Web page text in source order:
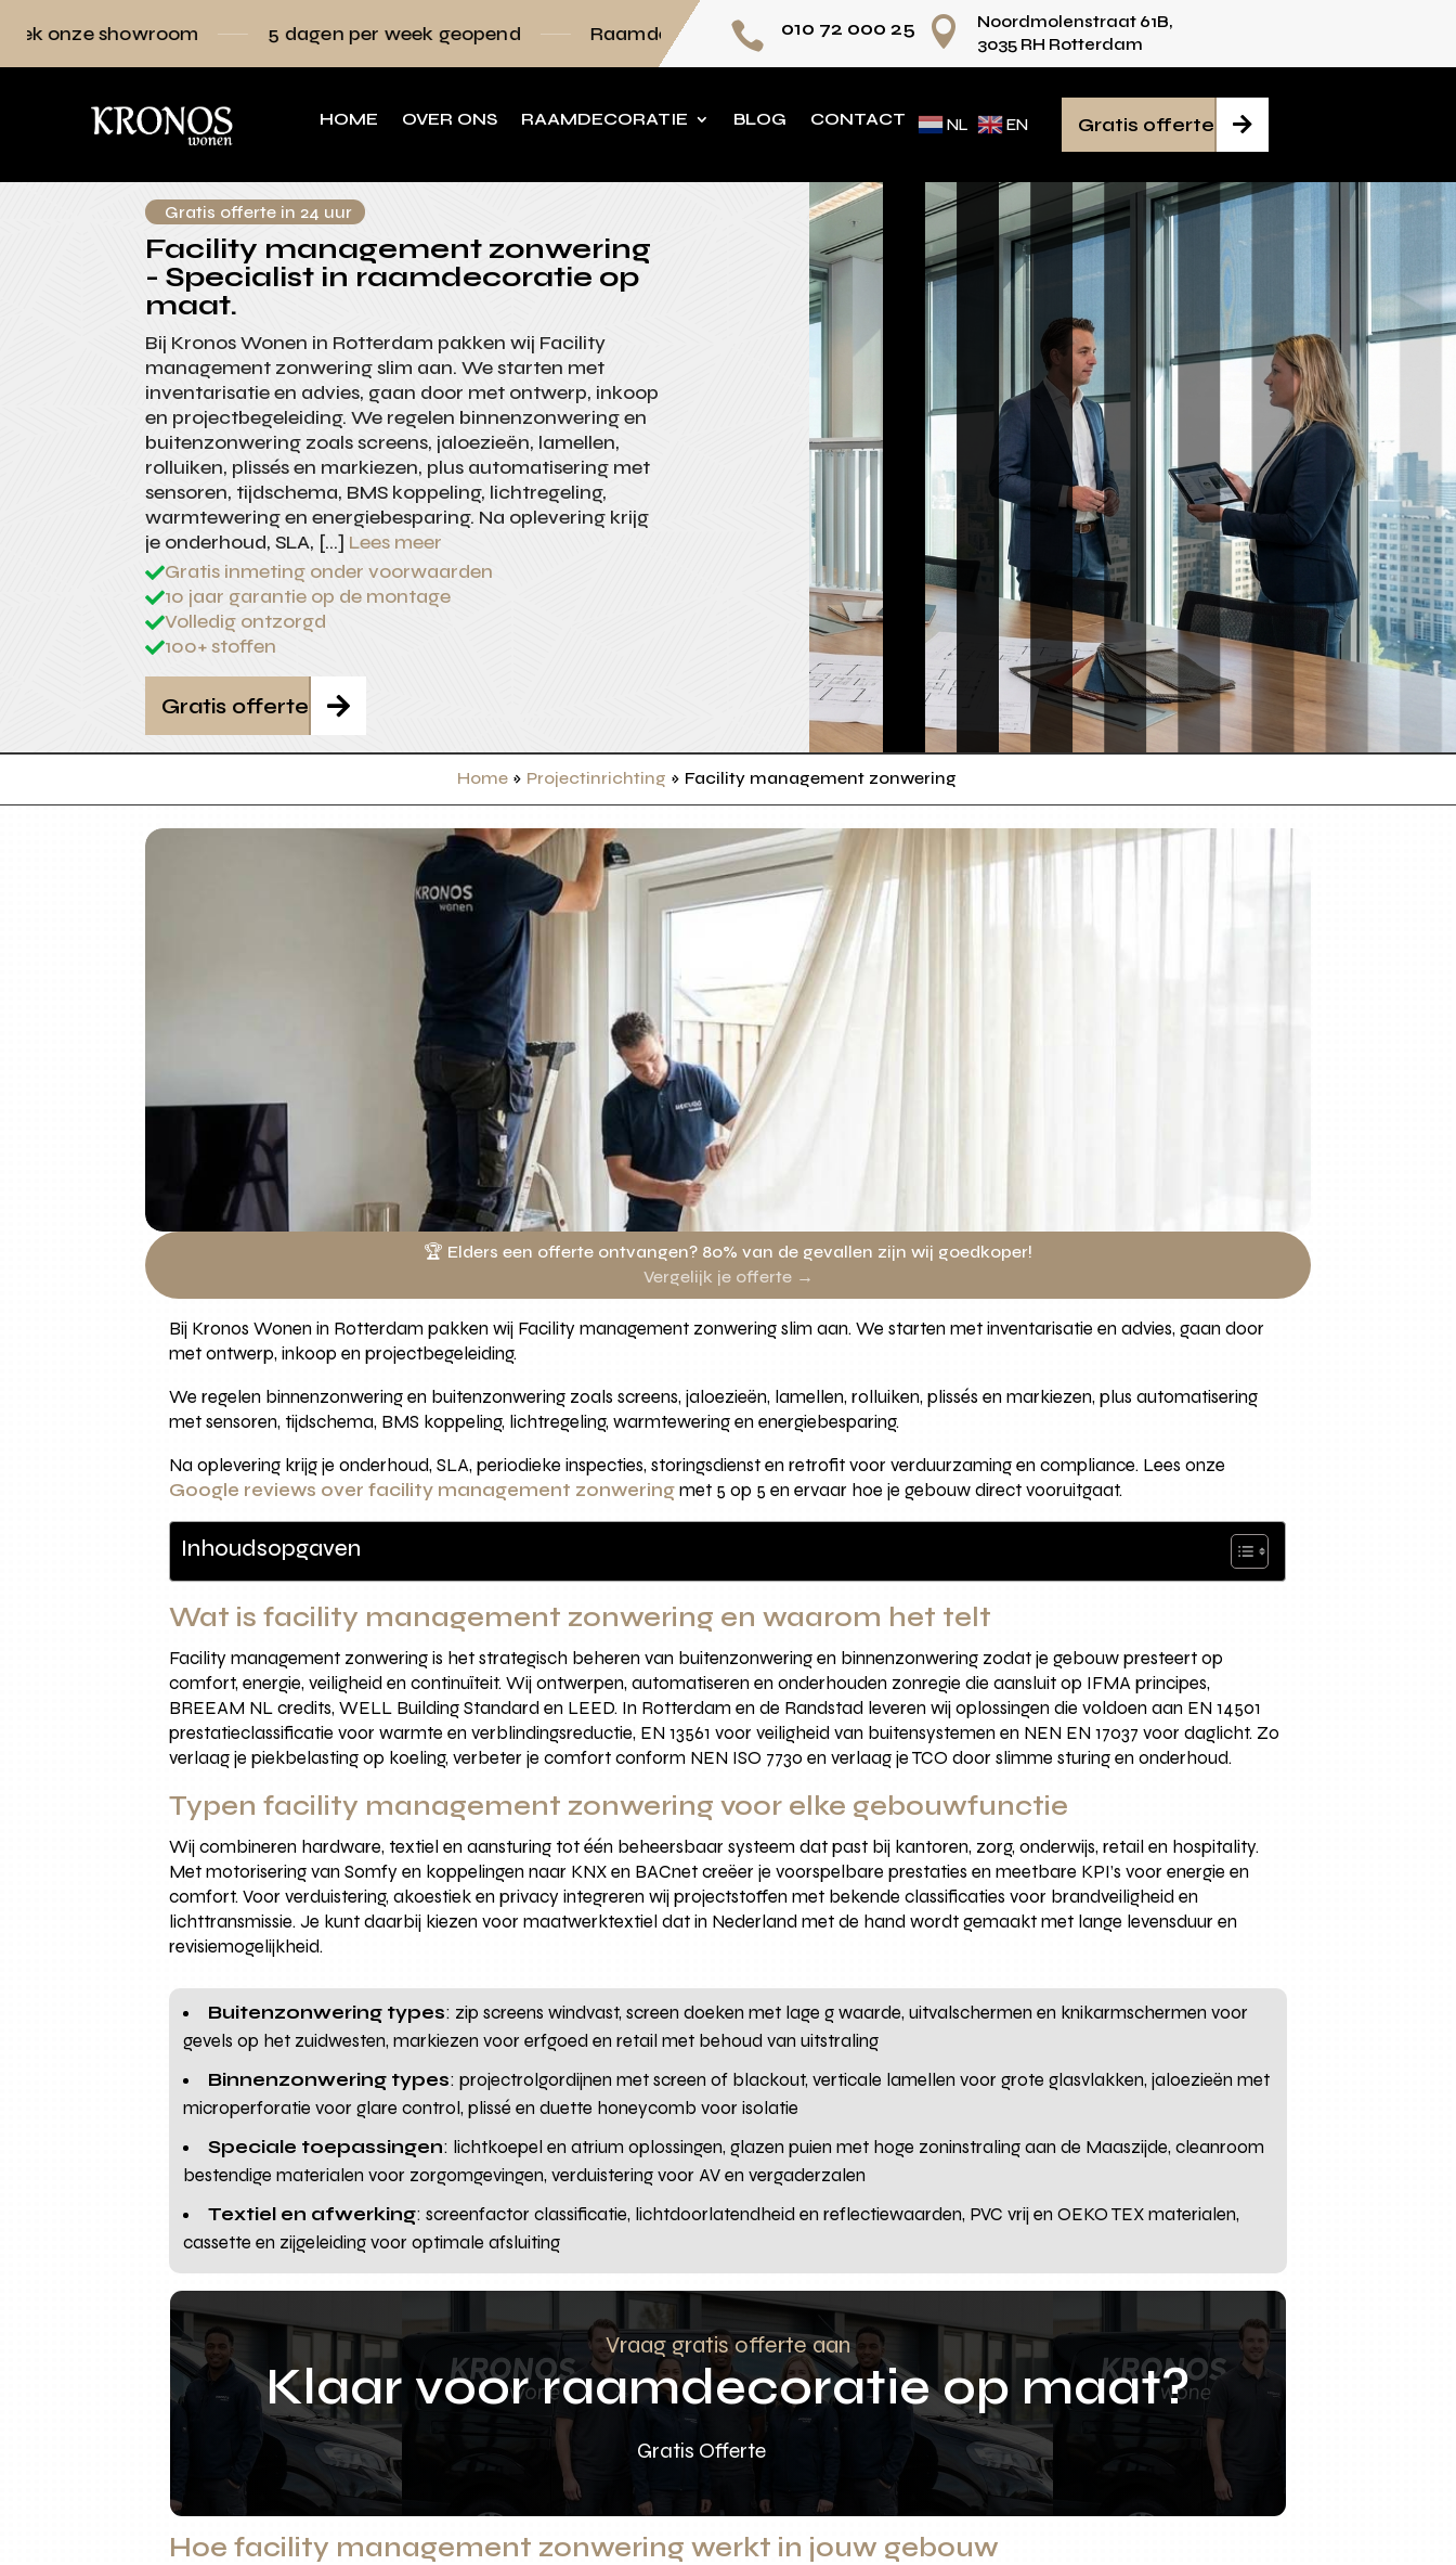
5 dagen per week geopend Raamdecoratie volledig op maat Persoonlijk advies voor iedere ruimte
 010 72 000 25 
Noordmolenstraat 61B,
3035 RH Rotterdam
HOME OVER ONS RAAMDECORATIE BLOG CONTACT NL EN 
Gratis offerte
Gratis offerte in 24 uur
Facility management zonwering
- Specialist in raamdecoratie op
maat.
Bij Kronos Wonen in Rotterdam pakken wij Facility
management zonwering slim aan. We starten met
inventarisatie en advies, gaan door met ontwerp, inkoop
en projectbegeleiding. We regelen binnenzonwering en
buitenzonwering zoals screens, jaloezieën, lamellen,
rolluiken, plissés en markiezen, plus automatisering met
sensoren, tijdschema, BMS koppeling, lichtregeling,
warmtewering en energiebesparing. Na oplevering krijg
je onderhoud, SLA, […] Lees meer
Gratis inmeting onder voorwaarden
10 jaar garantie op de montage
Volledig ontzorgd
100+ stoffen

Gratis offerte
Home» Projectinrichting » Facility management zonwering
🏆 Elders een offerte ontvangen? 80% van de gevallen zijn wij goedkoper!
Vergelijk je offerte →
Bij Kronos Wonen in Rotterdam pakken wij Facility management zonwering slim aan. We starten met inventarisatie en advies, gaan door
met ontwerp, inkoop en projectbegeleiding.
We regelen binnenzonwering en buitenzonwering zoals screens, jaloezieën, lamellen, rolluiken, plissés en markiezen, plus automatisering
met sensoren, tijdschema, BMS koppeling, lichtregeling, warmtewering en energiebesparing.
Na oplevering krijg je onderhoud, SLA, periodieke inspecties, storingsdienst en retrofit voor verduurzaming en compliance. Lees onze
Google reviews over facility management zonweringmet 5 op 5 en ervaar hoe je gebouw direct vooruitgaat.
Inhoudsopgaven
Wat is facility management zonwering en waarom het telt
Facility management zonwering is het strategisch beheren van buitenzonwering en binnenzonwering zodat je gebouw presteert op
comfort, energie, veiligheid en continuïteit. Wij ontwerpen, automatiseren en onderhouden zonregie die aansluit op IFMA principes,
BREEAM NL credits, WELL Building Standard en LEED. In Rotterdam en de Randstad leveren wij oplossingen die voldoen aan EN 14501
prestatieclassificatie voor warmte en verblindingsreductie, EN 13561 voor veiligheid van buitensystemen en NEN EN 17037 voor daglicht. Zo
verlaag je piekbelasting op koeling, verbeter je comfort conform NEN ISO 7730 en verlaag je TCO door slimme sturing en onderhoud.
Typen facility management zonwering voor elke gebouwfunctie
Wij combineren hardware, textiel en aansturing tot één beheersbaar systeem dat past bij kantoren, zorg, onderwijs, retail en hospitality.
Met motorisering van Somfy en koppelingen naar KNX en BACnet creëer je voorspelbare prestaties en meetbare KPI’s voor energie en
comfort. Voor verduistering, akoestiek en privacy integreren wij projectstoffen met bekende classificaties voor brandveiligheid en
lichttransmissie. Je kunt daarbij kiezen voor maatwerktextiel dat in Nederland met de hand wordt gemaakt met lange levensduur en
revisiemogelijkheid.
Buitenzonwering types: zip screens windvast, screen doeken met lage g waarde, uitvalschermen en knikarmschermen voor
gevels op het zuidwesten, markiezen voor erfgoed en retail met behoud van uitstraling
Binnenzonwering types: projectrolgordijnen met screen of blackout, verticale lamellen voor grote glasvlakken, jaloezieën met
microperforatie voor glare control, plissé en duette honeycomb voor isolatie
Speciale toepassingen: lichtkoepel en atrium oplossingen, glazen puien met hoge zoninstraling aan de Maaszijde, cleanroom
bestendige materialen voor zorgomgevingen, verduistering voor AV en vergaderzalen
Textiel en afwerking: screenfactor classificatie, lichtdoorlatendheid en reflectiewaarden, PVC vrij en OEKO TEX materialen,
cassette en zijgeleiding voor optimale afsluiting
Vraag gratis offerte aan
Klaar voor raamdecoratie op maat?
Gratis Offerte
Hoe facility management zonwering werkt in jouw gebouw